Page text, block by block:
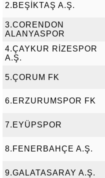
2.BEŞİKTAŞ A.Ş.
3.CORENDON
ALANYASPOR
4.ÇAYKUR RİZESPOR
A.Ş.
5.ÇORUM FK
6.ERZURUMSPOR FK
7.EYÜPSPOR
8.FENERBAHÇE A.Ş.
9.GALATASARAY A.Ş.